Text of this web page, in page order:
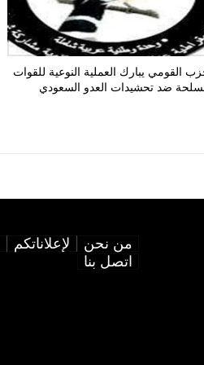
القومي يبارك العملية النوعية للقوات
ضد تحشيدات العدو السعودي
من نحن لإعلاناتكم
اتصل بنا